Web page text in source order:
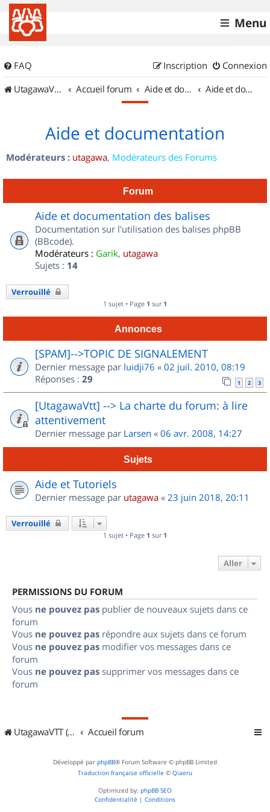
Menu
FAQ Connexion
Inscription
UtagawaVTT (Randos VTT et VTTAE avec traces GPS)
Accueil forum Aide et documentation Aide et documentation
Aide et documentation
Modérateurs : utagawa, Modérateurs des Forums
Forum
Aide et documentation des balises
Documentation sur l'utilisation des balises phpBB
(BBcode).
Modérateurs : Garik, utagawa
Sujets : 14
Verrouillé
1 sujet • Page 1 sur 1
Annonces
[SPAM]-->TOPIC DE SIGNALEMENT
Dernier message par luidji76 « 02 juil. 2010, 08:19
Réponses : 29 1 2 3
[UtagawaVtt] --> La charte du forum: à lire
attentivement
Dernier message par Larsen « 06 avr. 2008, 14:27
Sujets
Aide et Tutoriels
Dernier message par utagawa « 23 juin 2018, 20:11
Verrouillé
1 sujet • Page 1 sur 1
Aller
PERMISSIONS DU FORUM
Vous ne pouvez pas publier de nouveaux sujets dans ce
forum
Vous ne pouvez pas répondre aux sujets dans ce forum
Vous ne pouvez pas modifier vos messages dans ce
forum
Vous ne pouvez pas supprimer vos messages dans ce
forum
UtagawaVTT (Randos VTT et VTTAE avec traces GPS) Accueil forum
Développé par phpBB® Forum Software © phpBB Limited
Traduction française officielle © Qiaeru
Optimized by: phpBB SEO
Confidentialité | Conditions